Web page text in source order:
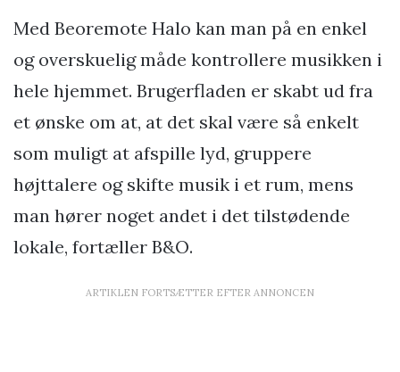
Med Beoremote Halo kan man på en enkel
og overskuelig måde kontrollere musikken i
hele hjemmet. Brugerfladen er skabt ud fra
et ønske om at, at det skal være så enkelt
som muligt at afspille lyd, gruppere
højttalere og skifte musik i et rum, mens
man hører noget andet i det tilstødende
lokale, fortæller B&O.
ARTIKLEN FORTSÆTTER EFTER ANNONCEN